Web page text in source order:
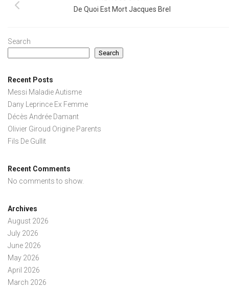
De Quoi Est Mort Jacques Brel
Search
Search
Recent Posts
Messi Maladie Autisme
Dany Leprince Ex Femme
Décès Andrée Damant
Olivier Giroud Origine Parents
Fils De Gullit
Recent Comments
No comments to show.
Archives
August 2026
July 2026
June 2026
May 2026
April 2026
March 2026